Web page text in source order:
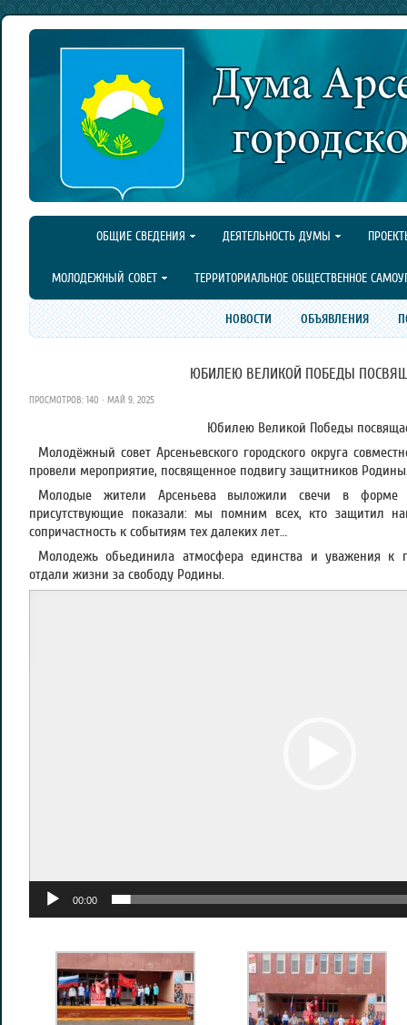
ОБЩИЕ СВЕДЕНИЯ ДЕЯТЕЛЬНОСТЬ ДУМЫ
МОЛОДЕЖНЫЙ СОВЕТ ТЕРРИТОРИАЛЬНОЕ ОБЩЕСТВЕННОЕ
НОВОСТИ ОБЪЯВЛЕНИЯ
ЮБИЛЕЮ ВЕЛИКОЙ ПОБЕДЫ
ПРОСМОТРОВ: 140 · МАЙ 9, 2025
Юбилею Великой Победы
Молодёжный совет Арсеньевского городского округа
провели мероприятие, посвященное подвигу защитников
Молодые жители Арсеньева выложили свечи в
присутствующие показали: мы помним всех, кто защитил
сопричастность к событиям тех далеких лет…
Молодежь обьединила атмосфера единства и уважения к
отдали жизни за свободу Родины.
00:00